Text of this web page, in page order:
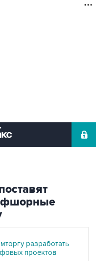
разработать
проектов